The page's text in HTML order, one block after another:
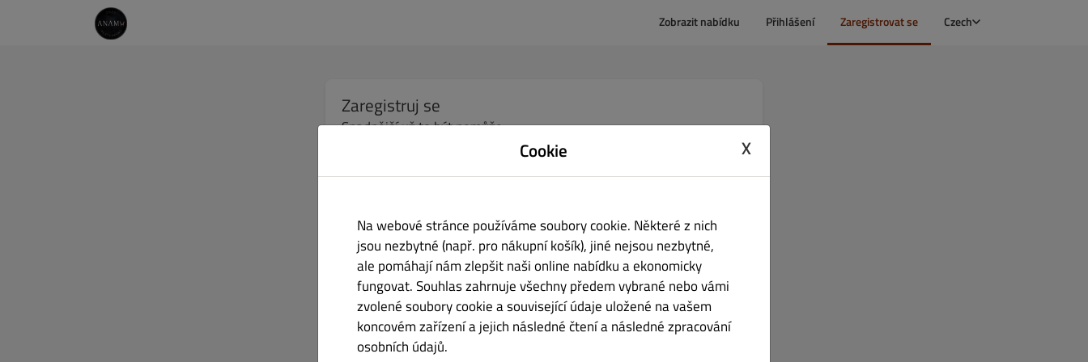
Zobrazit nabídku Přihlášení Zaregistrovat se Czech
Zaregistruj se
Snadnější už to být nemůže.
E-mailová adresa
Heslo Potvrzení hesla
Cookie X
Na webové stránce používáme soubory cookie. Některé z nich
jsou nezbytné (např. pro nákupní košík), jiné nejsou nezbytné,
ale pomáhají nám zlepšit naši online nabídku a ekonomicky
fungovat. Souhlas zahrnuje všechny předem vybrané nebo vámi
zvolené soubory cookie a související údaje uložené na vašem
koncovém zařízení a jejich následné čtení a následné zpracování
osobních údajů.